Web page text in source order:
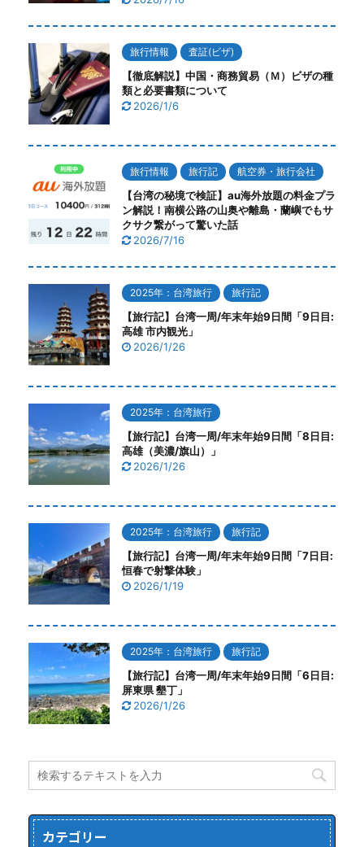
旅行情報 査証(ビザ)
【徹底解説】中国・商務貿易（Ｍ）ビザの種
類と必要書類について
2026/1/6
旅行情報 旅行記 航空券・旅行会社
【台湾の秘境で検証】au海外放題の料金プラ
ン解説！南横公路の山奥や離島・蘭嶼でもサ
クサク繋がって驚いた話
2026/7/16
2025年：台湾旅行 旅行記
【旅行記】台湾一周/年末年始9日間「9日目:
高雄 市内観光」
2026/1/26
2025年：台湾旅行
【旅行記】台湾一周/年末年始9日間「8日目:
高雄（美濃/旗山）」
2026/1/26
2025年：台湾旅行 旅行記
【旅行記】台湾一周/年末年始9日間「7日目:
恒春で射撃体験」
2026/1/19
2025年：台湾旅行 旅行記
【旅行記】台湾一周/年末年始9日間「6日目:
屏東県 墾丁」
2026/1/26
カテゴリー